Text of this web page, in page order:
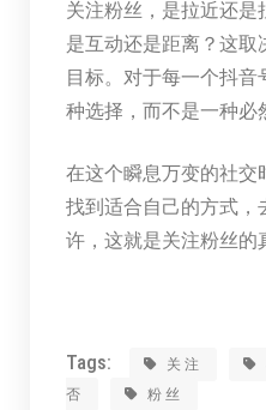
关注粉丝，是拉近还是
是互动还是距离？这取
目标。对于每一个抖
种选择，而不是一种必
在这个瞬息万变的社交
找到适合自己的方式，
许，这就是关注粉丝的
Tags: 关注
否
粉丝